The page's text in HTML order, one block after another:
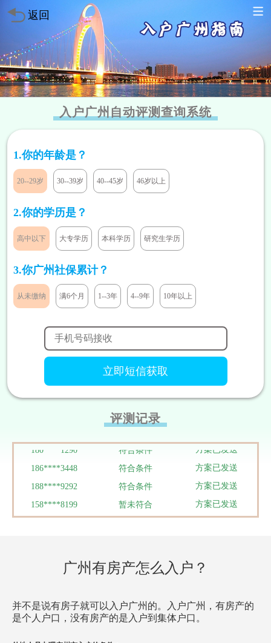
返回
入户广州自动评测查询系统
1.你的年龄是？
20--29岁 30--39岁 40--45岁 46岁以上
2.你的学历是？
高中以下 大专学历 本科学历 研究生学历
3.你广州社保累计？
从未缴纳 满6个月 1--3年 4--9年 10年以上
评测记录
189****2466
185****8446 符合条件
暂未符合
符合条件
180****1290 符合条件 方案已发送
186****3448 符合条件 方案已发送
188****9292 符合条件 方案已发送
158****8199 暂未符合 方案已发送
158****1937 符合条件 方案已发送
136****8384 暂未符合 方案已发送
137****0039 符合条件 方案已发送
广州有房产怎么入户？
并不是说有房子就可以入户广州的。入户广州，有房产的
是个人户口，没有房产的是入户到集体户口。